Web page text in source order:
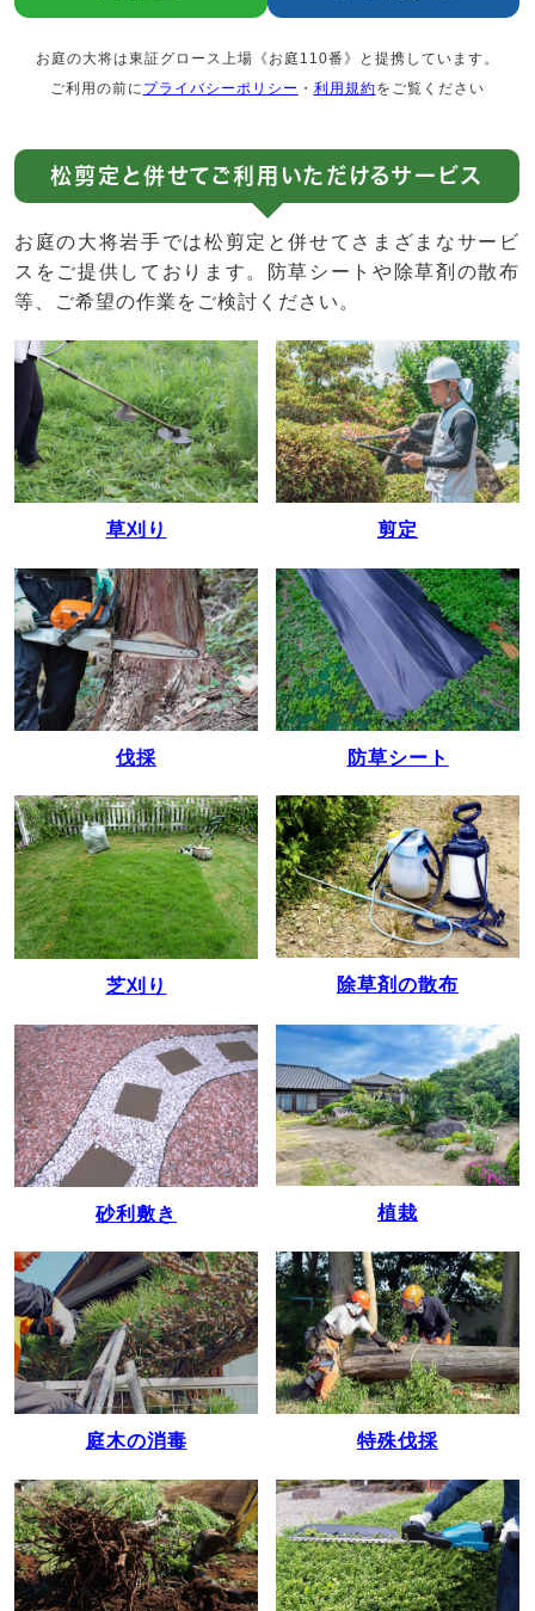
お庭の大将は東証グロース上場《お庭110番》と提携しています。
ご利用の前に プライバシーポリシー ・ 利用規約をご覧ください
松剪定と併せてご利用いただけるサービス
お庭の大将岩手では松剪定と併せてさまざまなサービ
スをご提供しております。防草シートや除草剤の散布
等、ご希望の作業をご検討ください。
草刈り 剪定
伐採 防草シート
芝刈り 除草剤の散布
砂利敷き 植栽
庭木の消毒 特殊伐採